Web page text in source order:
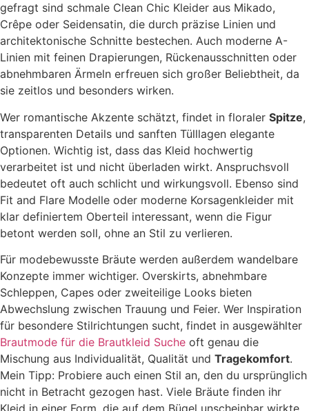
gefragt sind schmale Clean Chic Kleider aus Mikado,
Crêpe oder Seidensatin, die durch präzise Linien und
architektonische Schnitte bestechen. Auch moderne A-
Linien mit feinen Drapierungen, Rückenausschnitten oder
abnehmbaren Ärmeln erfreuen sich großer Beliebtheit, da
sie zeitlos und besonders wirken.
Wer romantische Akzente schätzt, findet in floraler Spitze,
transparenten Details und sanften Tülllagen elegante
Optionen. Wichtig ist, dass das Kleid hochwertig
verarbeitet ist und nicht überladen wirkt. Anspruchsvoll
bedeutet oft auch schlicht und wirkungsvoll. Ebenso sind
Fit and Flare Modelle oder moderne Korsagenkleider mit
klar definiertem Oberteil interessant, wenn die Figur
betont werden soll, ohne an Stil zu verlieren.
Für modebewusste Bräute werden außerdem wandelbare
Konzepte immer wichtiger. Overskirts, abnehmbare
Schleppen, Capes oder zweiteilige Looks bieten
Abwechslung zwischen Trauung und Feier. Wer Inspiration
für besondere Stilrichtungen sucht, findet in ausgewählter
Brautmode für die Brautkleid Suche oft genau die
Mischung aus Individualität, Qualität und Tragekomfort.
Mein Tipp: Probiere auch einen Stil an, den du ursprünglich
nicht in Betracht gezogen hast. Viele Bräute finden ihr
Kleid in einer Form, die auf dem Bügel unscheinbar wirkte.